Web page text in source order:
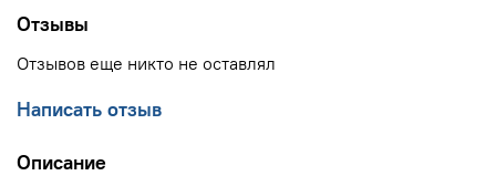
Отзывы
Отзывов еще никто не оставлял
Написать отзыв
Описание